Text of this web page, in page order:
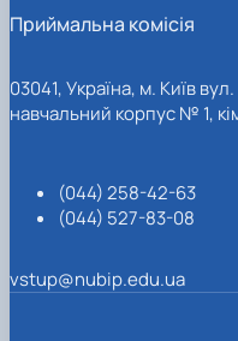
Приймальна комісія
03041, Україна, м. Київ
навчальний корпус № 1,
(044) 258-42-63
(044) 527-83-08
vstup@nubip.edu.ua